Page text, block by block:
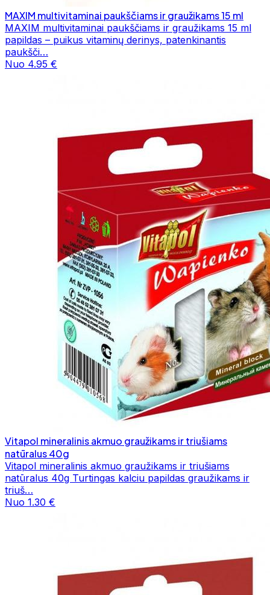
MAXIM multivitaminai paukščiams ir graužikams 15 ml
MAXIM multivitaminai paukščiams ir graužikams 15 ml
papildas – puikus vitaminų derinys, patenkinantis
paukšči…
Nuo 4.95 €
Vitapol mineralinis akmuo graužikams ir triušiams
natūralus 40g
Vitapol mineralinis akmuo graužikams ir triušiams
natūralus 40g Turtingas kalciu papildas graužikams ir
triuš…
Nuo 1.30 €